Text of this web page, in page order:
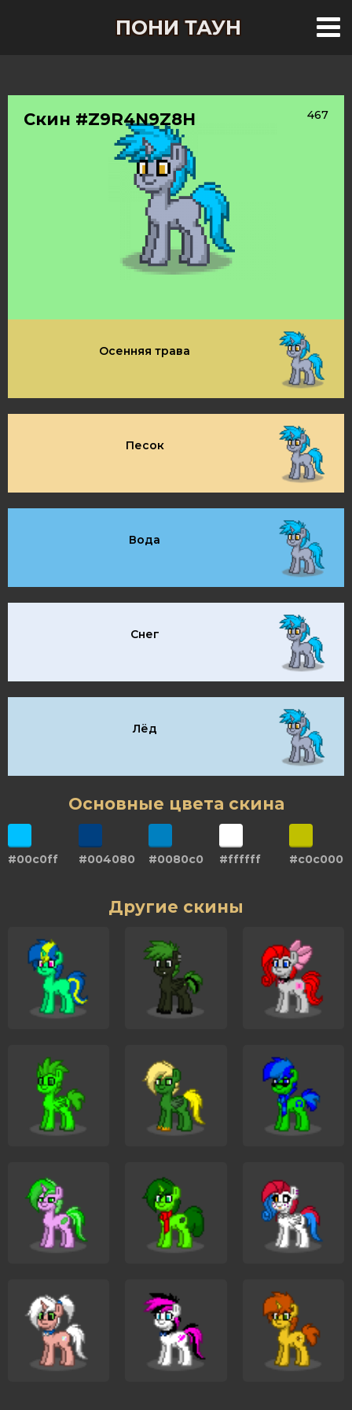
ПОНИ ТАУН
Скин #Z9R4N9Z8H 467
Осенняя трава
Песок
Вода
Снег
Лёд
Основные цвета скина
#00c0ff #004080 #0080c0 #ffffff #c0c000
Другие скины